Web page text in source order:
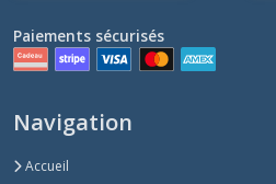
Paiements sécurisés
Navigation
Accueil